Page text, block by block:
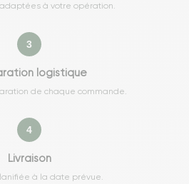
à votre opération.
3
logistique
de chaque commande.
4
Livraison
à la date prévue.